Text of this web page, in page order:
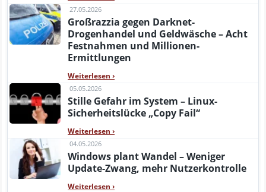
27.05.2026
Großrazzia gegen Darknet-
Drogenhandel und Geldwäsche – Acht
Festnahmen und Millionen-
Ermittlungen
Weiterlesen ›
05.05.2026
Stille Gefahr im System – Linux-
Sicherheitslücke „Copy Fail“
Weiterlesen ›
04.05.2026
Windows plant Wandel – Weniger
Update-Zwang, mehr Nutzerkontrolle
Weiterlesen ›